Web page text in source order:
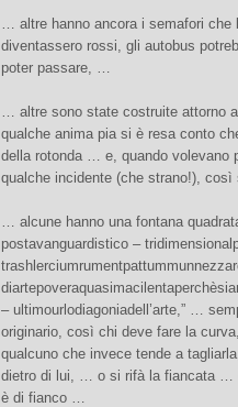
… altre hanno ancora i semafori che
diventassero rossi, gli autobus
poter passare, …
… altre sono state costruite attorno
qualche anima pia si è resa conto
della rotonda … e, quando volevano
qualche incidente (che strano!),
… alcune hanno una fontana
postavanguardistico –
– ultimourlodiagoniadell’arte,” …
originario, così chi deve fare la
qualcuno che invece tende a
dietro di lui, … o si rifà la fiancata …
è di fianco …